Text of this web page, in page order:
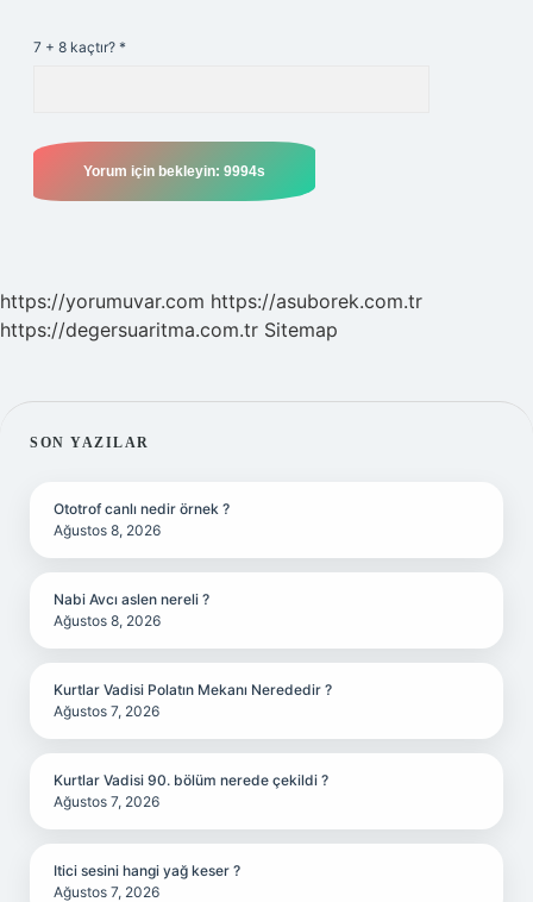
7 + 8 kaçtır? *
https://yorumuvar.com https://asuborek.com.tr
https://degersuaritma.com.tr Sitemap
SIDEBAR
SON YAZILAR
Ototrof canlı nedir örnek ?
Ağustos 8, 2026
Nabi Avcı aslen nereli ?
Ağustos 8, 2026
Kurtlar Vadisi Polatın Mekanı Nerededir ?
Ağustos 7, 2026
Kurtlar Vadisi 90. bölüm nerede çekildi ?
Ağustos 7, 2026
Itici sesini hangi yağ keser ?
Ağustos 7, 2026